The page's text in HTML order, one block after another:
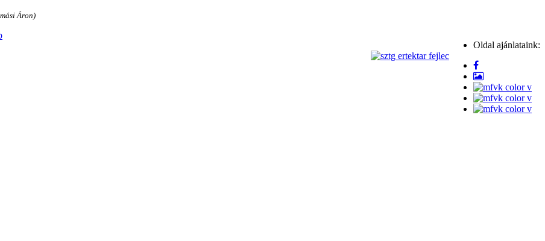
Áron)
Oldal ajánlataink: